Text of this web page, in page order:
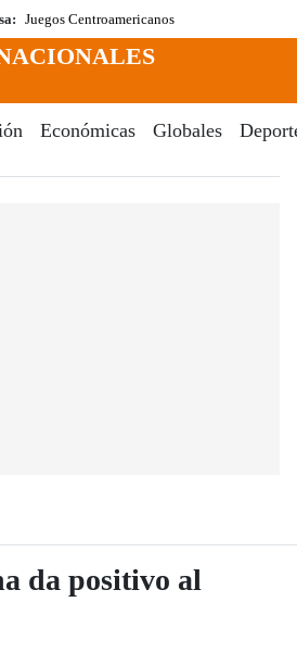
Juegos Centroamericanos
Económicas Globales
da positivo al